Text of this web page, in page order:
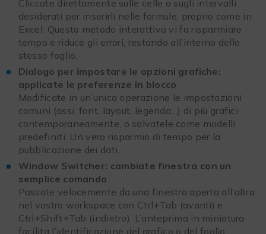
Cliccate direttamente sulle celle o sugli intervalli
desiderati per inserirli nelle formule, proprio come in
Excel. Questo metodo interattivo vi fa risparmiare
tempo e riduce gli errori, restando all’interno dello
stesso foglio.
Dialogo per impostare le opzioni grafiche:
applicate le preferenze in blocco
Modificate in un’unica operazione le impostazioni
comuni (assi, font, layout, legenda…) di più grafici
contemporaneamente, o salvatele come modelli
predefiniti. Un vero risparmio di tempo per la
pubblicazione dei dati.
Window Switcher: cambiate finestra con un
semplice comando
Passate velocemente da una finestra aperta all’altra
nel vostro workspace con Ctrl+Tab (avanti) e
Ctrl+Shift+Tab (indietro). L’anteprima in miniatura
facilita l’identificazione del grafico o del foglio